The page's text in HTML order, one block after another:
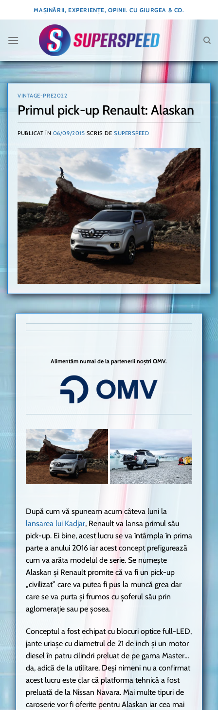
to
MAȘINĂRII, EXPERIENȚE, OPINII. CU GIURGEA & CO.
VINTAGE-PRE2022
Primul pick-up Renault: Alaskan
PUBLICAT ÎN 06/09/2015 SCRIS DE SUPERSPEED
Alimentăm numai de la partenerii noștri OMV.
După cum vă spuneam acum câteva luni la
lansarea lui Kadjar, Renault va lansa primul său
pick-up. Ei bine, acest lucru se va întâmpla în prima
parte a anului 2016 iar acest concept prefigurează
cum va arăta modelul de serie. Se numește
Alaskan și Renault promite că va fi un pick-up
„civilizat” care va putea fi pus la muncă grea dar
care se va purta și frumos cu șoferul său prin
aglomerație sau pe șosea.
Conceptul a fost echipat cu blocuri optice full-LED,
jante uriașe cu diametrul de 21 de inch și un motor
diesel în patru cilindri preluat de pe gama Master…
da, adică de la utilitare. Deși nimeni nu a confirmat
acest lucru este clar că platforma tehnică a fost
preluată de la Nissan Navara. Mai multe tipuri de
caroserie vor fi oferite pentru Alaskan iar cea mai